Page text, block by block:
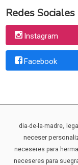
Redes Sociales
Instagram
Facebook
dia-de-la-madre
neceser
neceseres para
neceseres para